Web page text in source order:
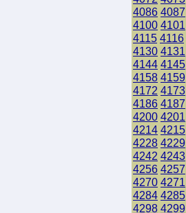
4086 4087
4100 4101
4115 4116
4130 4131
4144 4145
4158 4159
4172 4173
4186 4187
4200 4201
4214 4215
4228 4229
4242 4243
4256 4257
4270 4271
4284 4285
4298 4299